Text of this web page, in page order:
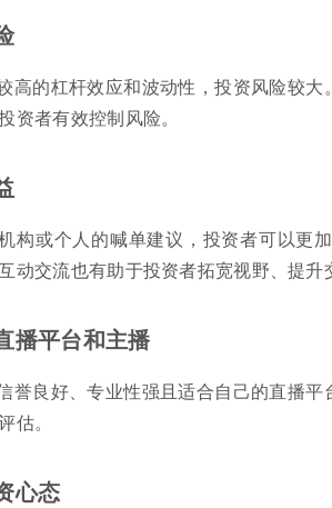
高的杠杆效应和波动性，投资风险较
资者有效控制风险。
构或个人的喊单建议，投资者可以更
动交流也有助于投资者拓宽视野、提升
播平台和主播
誉良好、专业性强且适合自己的直播
估。
心态